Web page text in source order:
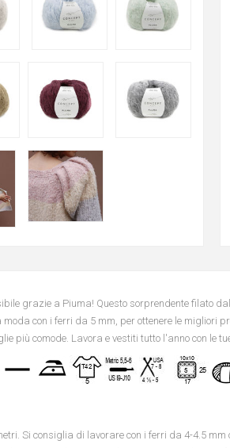
grazie a Piuma! Questo sorprendente filato
con i ferri da 5 mm, per ottenere le
più comode. Lavora e vestiti tutto l'anno con le
Si consiglia di lavorare con i ferri da 4-4.5